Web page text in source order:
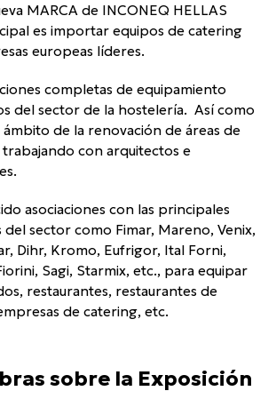
MARCA de INCONEQ HELLAS
es importar equipos de catering
europeas líderes.
completas de equipamiento
del sector de la hostelería. Así como
de la renovación de áreas de
con arquitectos e
asociaciones con las principales
del sector como Fimar, Mareno, Venix,
Dihr, Kromo, Eufrigor, Ital Forni,
Sagi, Starmix, etc., para equipar
restaurantes, restaurantes de
de catering, etc.
sobre la Exposición